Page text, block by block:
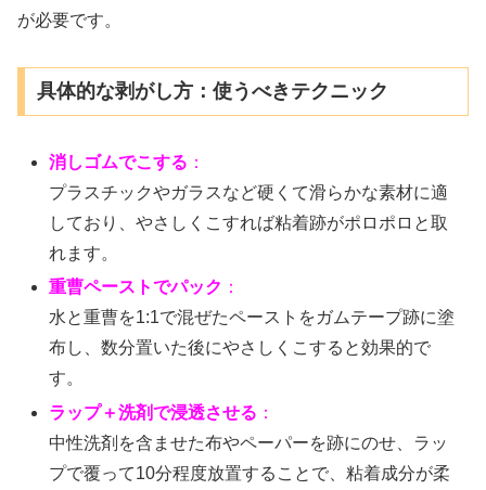
が必要です。
具体的な剥がし方：使うべきテクニック
消しゴムでこする ：
プラスチックやガラスなど硬くて滑らかな素材に適
しており、やさしくこすれば粘着跡がポロポロと取
れます。
重曹ペーストでパック ：
水と重曹を1:1で混ぜたペーストをガムテープ跡に塗
布し、数分置いた後にやさしくこすると効果的で
す。
ラップ＋洗剤で浸透させる ：
中性洗剤を含ませた布やペーパーを跡にのせ、ラッ
プで覆って10分程度放置することで、粘着成分が柔